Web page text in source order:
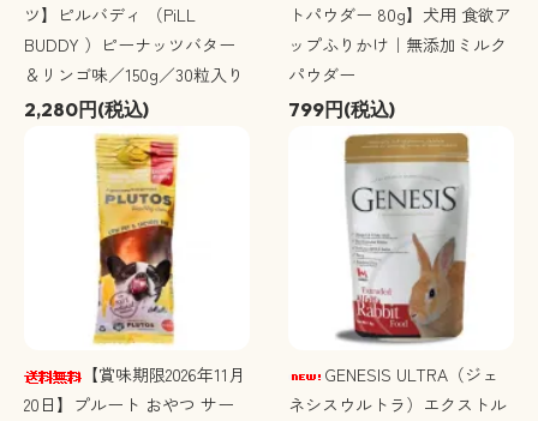
ツ】ピルバディ （PiLL
BUDDY ）ピーナッツバター
＆リンゴ味／150g／30粒入り
2,280円(税込)
トパウダー 80g】犬用 食欲ア
ップふりかけ｜無添加ミルク
パウダー
799円(税込)
【賞味期限2026年11月
20日】プルート おやつ サー
GENESIS ULTRA（ジェ
ネシスウルトラ）エクストル